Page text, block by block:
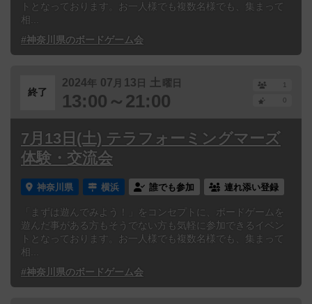
トとなっております。お一人様でも複数名様でも、集まって
相...
#神奈川県のボードゲーム会
終了
2024年 07 月 13 日 土 曜日
13:00～21:00
1
0
7月13日(土) テラフォーミングマーズ
体験・交流会
神奈川県 横浜 誰でも参加 連れ添い登録
「まずは遊んでみよう！」をコンセプトに、ボードゲームを
遊んだ事がある方もそうでない方も気軽に参加できるイベン
トとなっております。お一人様でも複数名様でも、集まって
相...
#神奈川県のボードゲーム会